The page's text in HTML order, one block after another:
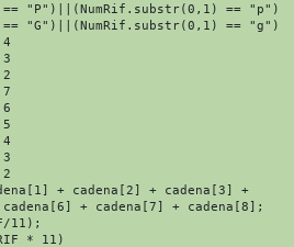
"P")||(NumRif.substr(0,1) == "p"))
"G")||(NumRif.substr(0,1) == "g"))
+ cadena[2] + cadena[3] +
+ cadena[7] + cadena[8];
11);
* 11)